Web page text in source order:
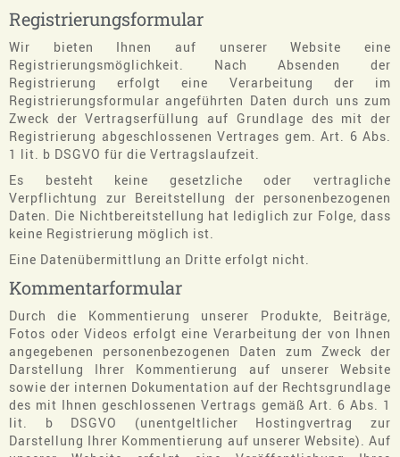
Registrierungsformular
Wir bieten Ihnen auf unserer Website eine
Registrierungsmöglichkeit. Nach Absenden der
Registrierung erfolgt eine Verarbeitung der im
Registrierungsformular angeführten Daten durch uns zum
Zweck der Vertragserfüllung auf Grundlage des mit der
Registrierung abgeschlossenen Vertrages gem. Art. 6 Abs.
1 lit. b DSGVO für die Vertragslaufzeit.
Es besteht keine gesetzliche oder vertragliche
Verpflichtung zur Bereitstellung der personenbezogenen
Daten. Die Nichtbereitstellung hat lediglich zur Folge, dass
keine Registrierung möglich ist.
Eine Datenübermittlung an Dritte erfolgt nicht.
Kommentarformular
Durch die Kommentierung unserer Produkte, Beiträge,
Fotos oder Videos erfolgt eine Verarbeitung der von Ihnen
angegebenen personenbezogenen Daten zum Zweck der
Darstellung Ihrer Kommentierung auf unserer Website
sowie der internen Dokumentation auf der Rechtsgrundlage
des mit Ihnen geschlossenen Vertrags gemäß Art. 6 Abs. 1
lit. b DSGVO (unentgeltlicher Hostingvertrag zur
Darstellung Ihrer Kommentierung auf unserer Website). Auf